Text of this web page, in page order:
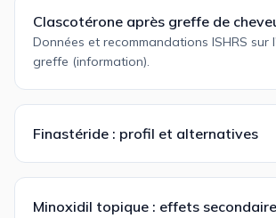
Clascotérone après greffe de
Données et recommandations ISHRS sur
greffe (information).
Finastéride : profil et alternatives
Minoxidil topique : effets